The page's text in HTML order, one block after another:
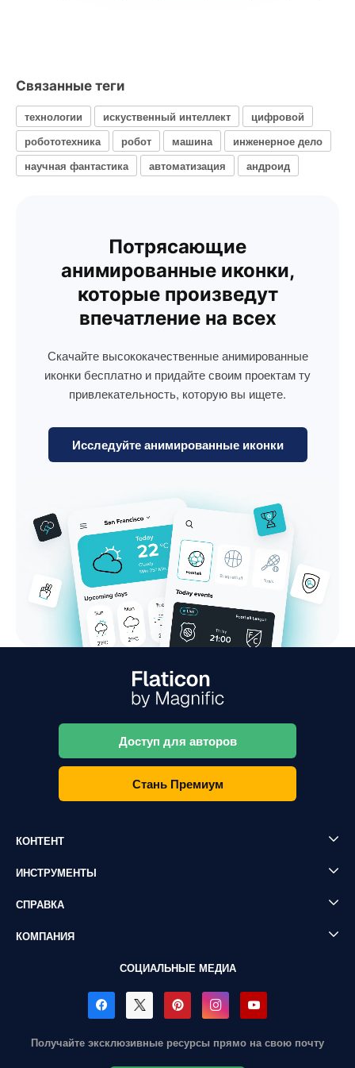
Связанные теги
технологии искуственный интеллект
цифровой
робототехника
робот машина
инженерное дело
научная фантастика
автоматизация андроид
Потрясающие
анимированные иконки,
которые произведут
впечатление на всех
Скачайте высококачественные анимированные
иконки бесплатно и придайте своим проектам ту
привлекательность, которую вы ищете.
Исследуйте анимированные иконки
Доступ для авторов
Стань Премиум
КОНТЕНТ
ИНСТРУМЕНТЫ
СПРАВКА
КОМПАНИЯ
СОЦИАЛЬНЫЕ МЕДИА
Получайте эксклюзивные ресурсы прямо на свою почту